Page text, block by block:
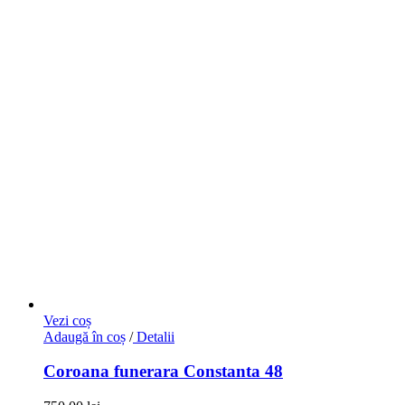
Vezi coș
Adaugă în coș /Detalii
Coroana funerara Constanta 48